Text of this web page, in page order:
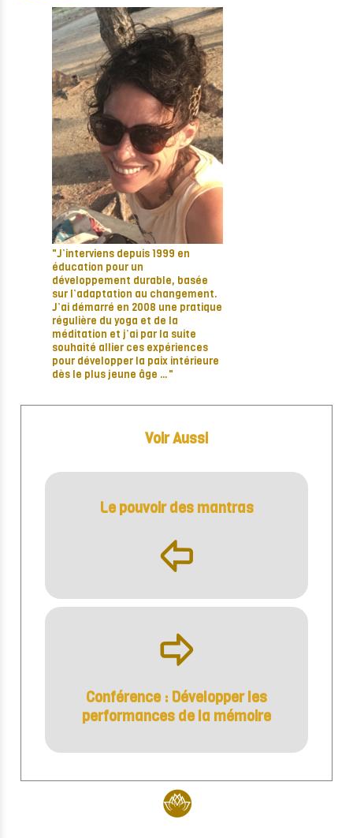
"J’interviens depuis 1999 en
éducation pour un
développement durable, basée
sur l’adaptation au changement.
J’ai démarré en 2008 une pratique
régulière du yoga et de la
méditation et j’ai par la suite
souhaité allier ces expériences
pour développer la paix intérieure
dès le plus jeune âge …"
Voir Aussi
Le pouvoir des mantras
þ
ÿ
Conférence : Développer les
performances de la mémoire